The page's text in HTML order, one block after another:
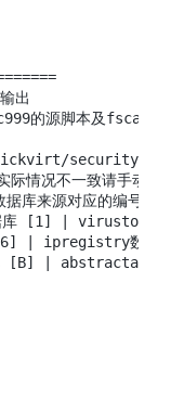
出
的源脚本及
际情况不一致请手动查
库来源对应的编号
库 [1] | virustotal
| ipregistry数
[B] | abstractapi